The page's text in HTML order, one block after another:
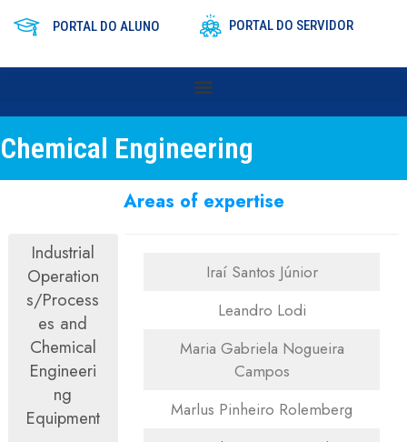
PORTAL DO ALUNO PORTAL DO SERVIDOR
Chemical Engineering
Areas of expertise
Industrial
Operation
s/Process
es and
Chemical
Engineeri
ng
Equipment
Iraí Santos Júnior
Leandro Lodi
Maria Gabriela Nogueira
Campos
Marlus Pinheiro Rolemberg